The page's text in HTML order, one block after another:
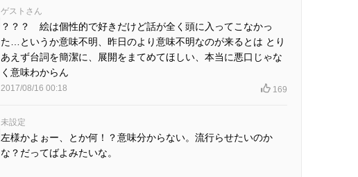
ゲストさん
？？？ 絵は個性的で好きだけど話が全く頭に入ってこなかっ
た…というか意味不明、昨日のより意味不明なのが来るとは とり
あえず台詞を簡潔に、展開をまてめてほしい、本当に悪口じゃな
く意味わからん
2017/08/16 00:18 169
未設定
左様かよぉー、とか何！？意味分からない。流行らせたいのか
な？だってばよみたいな。